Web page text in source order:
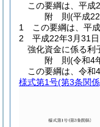
この要綱は、平成
附 則(平成
1
この要綱は、平
2
平成22年3月31
強化資金に係る利
附 則(令和4
この要綱は、令和
様式第1号(第3条関